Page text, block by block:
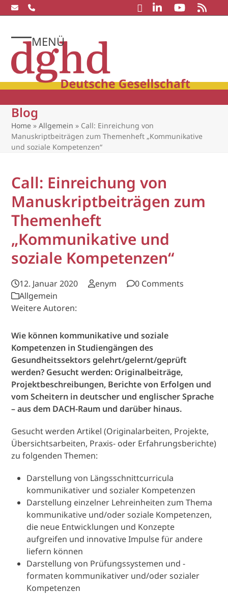
Skip
to
MENÜ
Open
mobile
menu
Close
mobile
menu
Blog
Home »Allgemein » Call: Einreichung von
Manuskriptbeiträgen zum Themenheft „Kommunikative
und soziale Kompetenzen“
Call: Einreichung von
Manuskriptbeiträgen zum
Themenheft
„Kommunikative und
soziale Kompetenzen“
12. Januar 2020 enym
0 Comments
Allgemein
Weitere Autoren:
Wie können kommunikative und soziale
Kompetenzen in Studiengängen des
Gesundheitssektors gelehrt/gelernt/geprüft
werden? Gesucht werden: Originalbeiträge,
Projektbeschreibungen, Berichte von Erfolgen und
vom Scheitern in deutscher und englischer Sprache
– aus dem DACH-Raum und darüber hinaus.
Gesucht werden Artikel (Originalarbeiten, Projekte,
Übersichtsarbeiten, Praxis- oder Erfahrungsberichte)
zu folgenden Themen:
Darstellung von Längsschnittcurricula
kommunikativer und sozialer Kompetenzen
Darstellung einzelner Lehreinheiten zum Thema
kommunikative und/oder soziale Kompetenzen,
die neue Entwicklungen und Konzepte
aufgreifen und innovative Impulse für andere
liefern können
Darstellung von Prüfungssystemen und -
formaten kommunikativer und/oder sozialer
Kompetenzen